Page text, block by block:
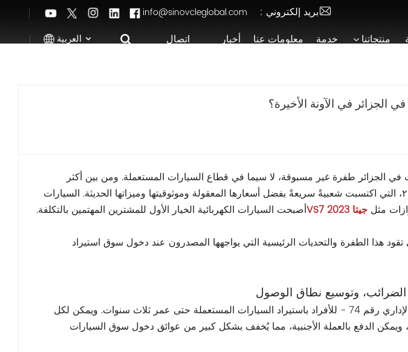
بريد إلكتروني :
info@sinovcleglobal.com
منتجاتنا خدمة معلومات عنا أخبار اتصال العربية
中文
الجزائر في الآونة الأخيرة؟
في الجزائر طفرة غير مسبوقة، لا سيما في قطاع السيارات المستعملة. ومن بين أكثر
الطرازات طلبًا سيارة جيتا VS7 موديل ٢٠٢٣، التي اكتسبت شعبيةً سريعةً بفضل أسعارها المعقولة وموثوقيتها وميزاتها الحديثة. السيارات
مثل جيتا VS7 2023 أصبحت السيارات الكهربائية الخيار الأول للمشترين المهتمين بالتكلفة.
هذا الطفرة والتحديات الرئيسية التي يواجهها المصدرون عند دخول سوق استيراد
وتوسيع نطاق الوصول
يسمح التحديث التنظيمي الجزائري - الأمر الإداري رقم 74 - للأفراد باستيراد السيارات المستعملة حتى عمر ثلاث سنوات. ويمكن لكل
الدفع بالعملة الأجنبية، مما يُخفف بشكل كبير من عوائق دخول سوق السيارات